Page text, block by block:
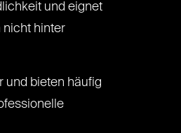
und eignet
nicht hinter
und bieten häufig